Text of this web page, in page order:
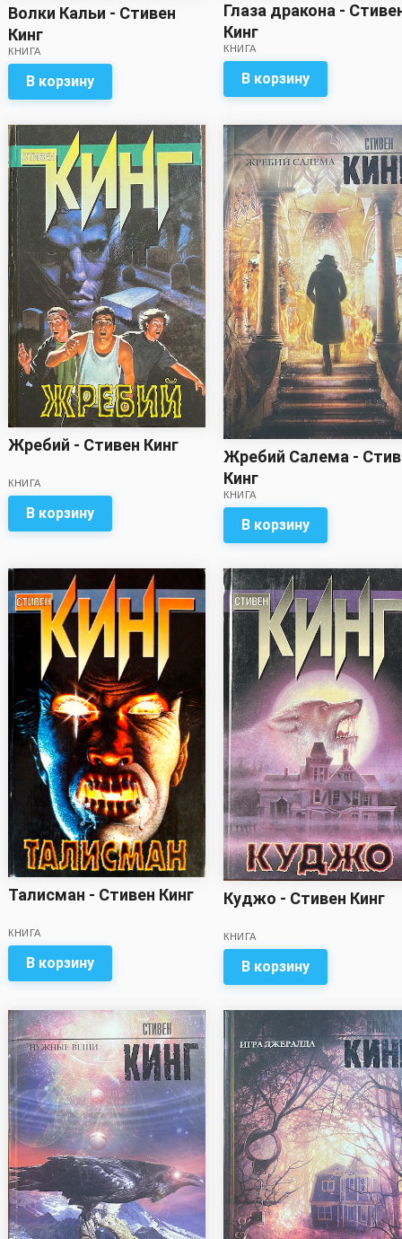
Волки Кальи - Стивен
Кинг
КНИГА
В корзину
Глаза дракона -
Кинг
КНИГА
В корзину
Жребий - Стивен Кинг
КНИГА
В корзину
Жребий Салема -
Кинг
КНИГА
В корзину
Талисман - Стивен Кинг
КНИГА
В корзину
Куджо - Стивен Кинг
КНИГА
В корзину